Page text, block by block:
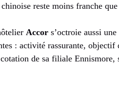
reste moins franche
Accor s’octroie aussi
: activité rassurante,
de sa filiale Ennismore,